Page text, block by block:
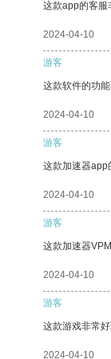
这款app的客服
2024-04-10
游客
这款软件的功
2024-04-10
游客
这款加速器app
2024-04-10
游客
这款加速器
2024-04-10
游客
这款游戏非常
2024-04-10